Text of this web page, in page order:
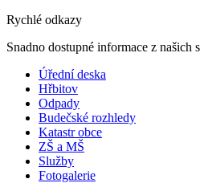
Rychlé odkazy
Snadno dostupné informace z našich
Úřední deska
Hřbitov
Odpady
Budečské rozhledy
Katastr obce
ZŠ a MŠ
Služby
Fotogalerie